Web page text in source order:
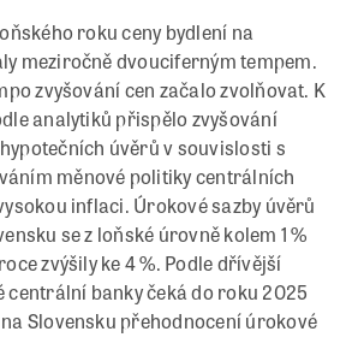
roku ceny bydlení na
meziročně dvouciferným tempem.
zvyšování cen začalo zvolňovat. K
analytiků přispělo zvyšování
úvěrů v souvislosti s
měnové politiky centrálních
inflaci. Úrokové sazby úvěrů
se z loňské úrovně kolem 1 %
zvýšily ke 4 %. Podle dřívější
centrální banky čeká do roku 2025
Slovensku přehodnocení úrokové